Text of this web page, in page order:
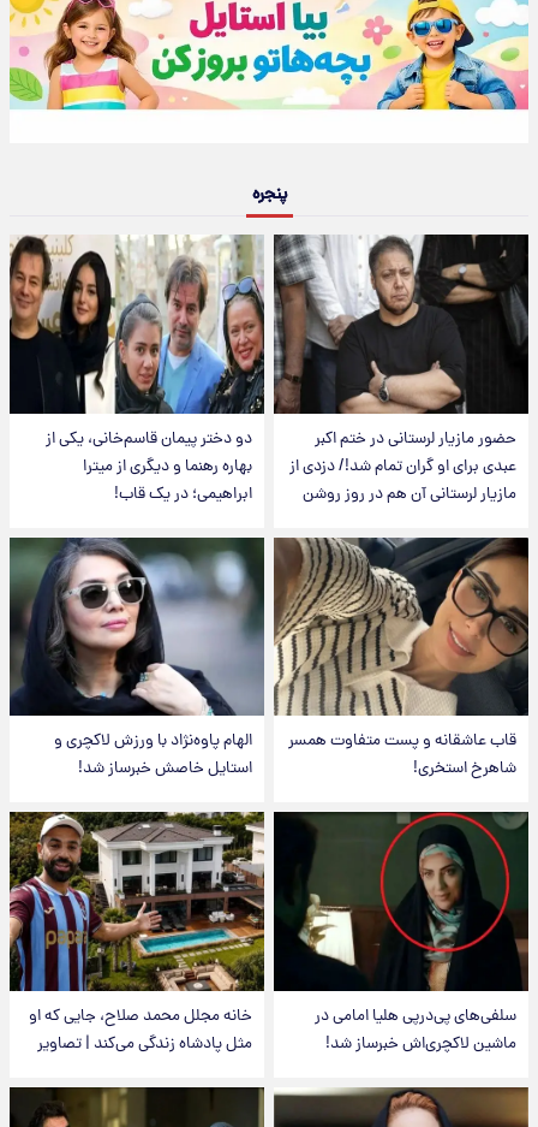
پنجره
حضور مازیار لرستانی در ختم اکبر
عبدی برای او گران تمام شد!/ دزدی از
مازیار لرستانی آن هم در روز روشن
دو دختر پیمان قاسم‌خانی، یکی از
بهاره رهنما و دیگری از میترا
ابراهیمی؛ در یک قاب!
قاب عاشقانه و پست متفاوت همسر
شاهرخ استخری!
الهام پاوه‌نژاد با ورزش لاکچری و
استایل خاصش خبرساز شد!
سلفی‌های پی‌درپی هلیا امامی در
ماشین لاکچری‌اش خبرساز شد!
خانه مجلل محمد صلاح، جایی که او
مثل پادشاه زندگی می‌کند | تصاویر